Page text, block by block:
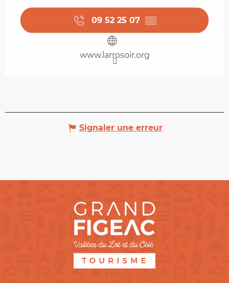
09 52 25 07 ▒▒
www.larrosoir.org
Signaler une erreur